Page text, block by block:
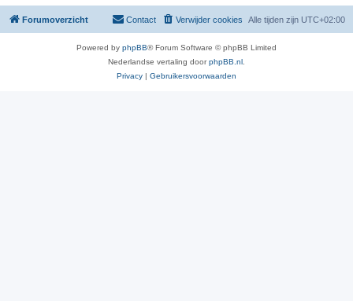
Forumoverzicht Alle tijden zijn UTC+02:00
Verwijder cookies
Contact
Powered by phpBB® Forum Software © phpBB Limited
Nederlandse vertaling doorphpBB.nl
Privacy | Gebruikersvoorwaarden